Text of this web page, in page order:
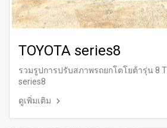
TOYOTA series8
รวมรูปการปรับสภาพรถยกโตโยต้ารุ่น 8
series8
ดูเพิ่มเติม